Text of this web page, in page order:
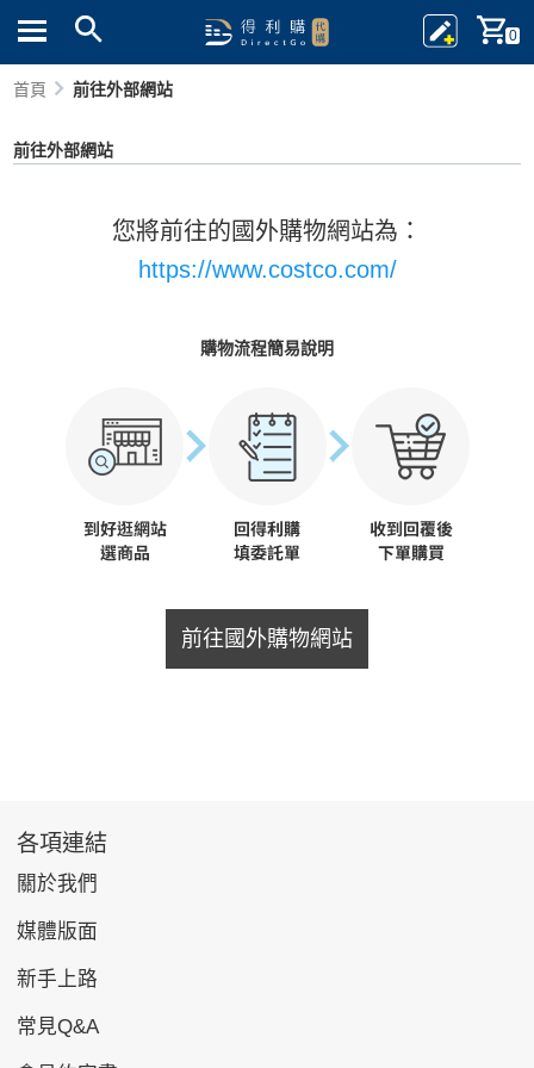
0
首頁 前往外部網站
前往外部網站
您將前往的國外購物網站為：
https://www.costco.com/
購物流程簡易說明
前往國外購物網站
各項連結
關於我們
媒體版面
新手上路
常見Q&A